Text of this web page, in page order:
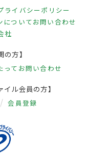
ライバシーポリシー
についてお問い合わせ
社
の方】
って お問い合わせ
イル会員の方】
会員登録